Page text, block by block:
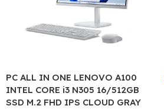
PC ALL IN ONE LENOVO A100
INTEL CORE i3 N305 16/512GB
SSD M.2 FHD IPS CLOUD GRAY